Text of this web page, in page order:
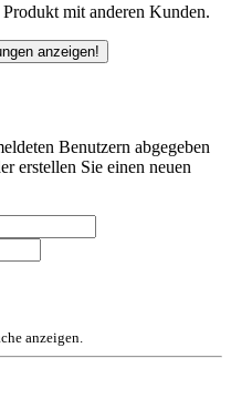
mit anderen Kunden.
anzeigen!
Benutzern abgegeben
erstellen Sie einen neuen
anzeigen.